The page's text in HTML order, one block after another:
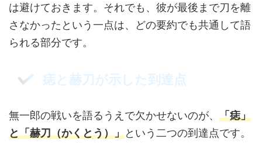
は避けておきます。それでも、彼が最後まで刀を離
さなかったという一点は、どの要約でも共通して語
られる部分です。
痣と赫刀が示した到達点
無一郎の戦いを語るうえで欠かせないのが、 「痣」
と「赫刀（かくとう）」という二つの到達点です。